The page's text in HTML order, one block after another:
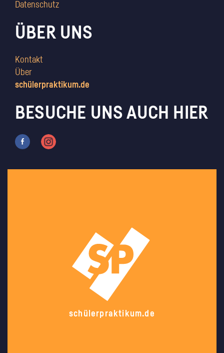
Datenschutz
ÜBER UNS
Kontakt
Über
schülerpraktikum.de
BESUCHE UNS AUCH HIER
schülerpraktikum.de